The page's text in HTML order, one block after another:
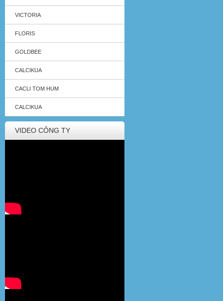
VICTORIA
FLORIS
GOLDBEE
CALCIKUA
CACLI TOM HUM
CALCIKUA
VIDEO CÔNG TY